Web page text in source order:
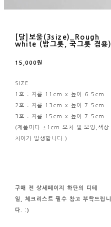
[달]보울(3size)_Rough
white (밥그릇, 국그릇 겸용)
15,000원
SIZE
1호 : 지름 11cm x 높이 6.5cm
2호 : 지름 13cm x 높이 7.5cm
3호 : 지름 15cm x 높이 7.5cm
(제품마다 ±1cm 오차 및 모양,색상
차이가 발생합니다.)
구매 전 상세페이지 하단의 디테
일, 체크리스트 필수 참고 부탁드립니
다. :)